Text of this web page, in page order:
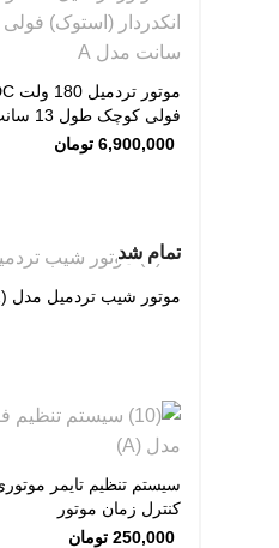
فولی کوچک طول 13 سانت مدل A
6,900,000 تومان
تمام شد
موتور شیب تردمیل مدل (GL82)
کنترل زمان موتور
250,000 تومان